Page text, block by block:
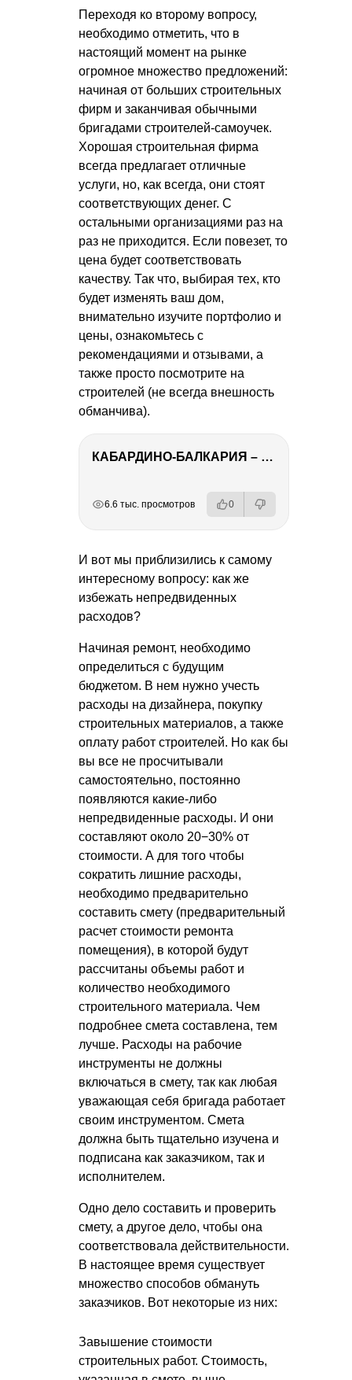
Переходя ко второму вопросу,
необходимо отметить, что в
настоящий момент на рынке
огромное множество предложений:
начиная от больших строительных
фирм и заканчивая обычными
бригадами строителей-самоучек.
Хорошая строительная фирма
всегда предлагает отличные
услуги, но, как всегда, они стоят
соответствующих денег. С
остальными организациями раз на
раз не приходится. Если повезет, то
цена будет соответствовать
качеству. Так что, выбирая тех, кто
будет изменять ваш дом,
внимательно изучите портфолио и
цены, ознакомьтесь с
рекомендациями и отзывами, а
также просто посмотрите на
строителей (не всегда внешность
обманчива).
КАБАРДИНО-БАЛКАРИЯ – ПУТЕШЕСТВИЕ НА КАВКАЗ часть 3
6.6 тыс. просмотров 0
И вот мы приблизились к самому
интересному вопросу: как же
избежать непредвиденных
расходов?
Начиная ремонт, необходимо
определиться с будущим
бюджетом. В нем нужно учесть
расходы на дизайнера, покупку
строительных материалов, а также
оплату работ строителей. Но как бы
вы все не просчитывали
самостоятельно, постоянно
появляются какие-либо
непредвиденные расходы. И они
составляют около 20−30% от
стоимости. А для того чтобы
сократить лишние расходы,
необходимо предварительно
составить смету (предварительный
расчет стоимости ремонта
помещения), в которой будут
рассчитаны объемы работ и
количество необходимого
строительного материала. Чем
подробнее смета составлена, тем
лучше. Расходы на рабочие
инструменты не должны
включаться в смету, так как любая
уважающая себя бригада работает
своим инструментом. Смета
должна быть тщательно изучена и
подписана как заказчиком, так и
исполнителем.
Одно дело составить и проверить
смету, а другое дело, чтобы она
соответствовала действительности.
В настоящее время существует
множество способов обмануть
заказчиков. Вот некоторые из них:
Завышение стоимости
строительных работ. Стоимость,